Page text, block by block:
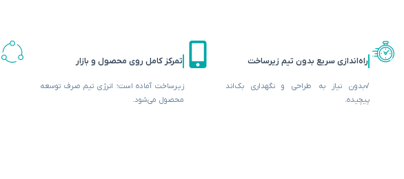
راه‌اندازی سریع بدون تیم زیرساخت
√بدون نیاز به طراحی و نگهداری بک‌اند
پیچیده.
تمرکز کامل روی محصول و بازار
زیرساخت آماده است؛ انرژی تیم صرف توسعه
محصول می‌شود.